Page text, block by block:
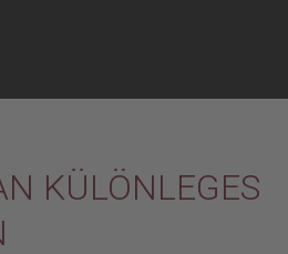
KÜLÖNLEGES